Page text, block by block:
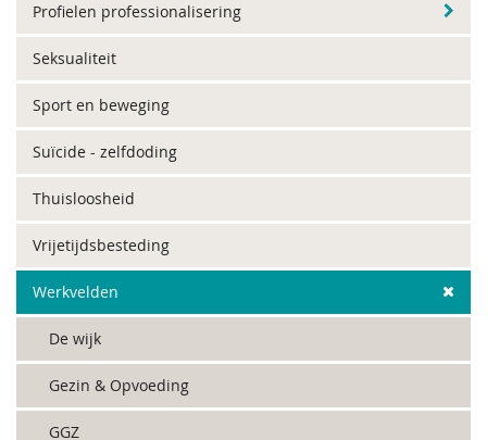
Profielen professionalisering
Seksualiteit
Sport en beweging
Suïcide - zelfdoding
Thuisloosheid
Vrijetijdsbesteding
Werkvelden
De wijk
Gezin & Opvoeding
GGZ